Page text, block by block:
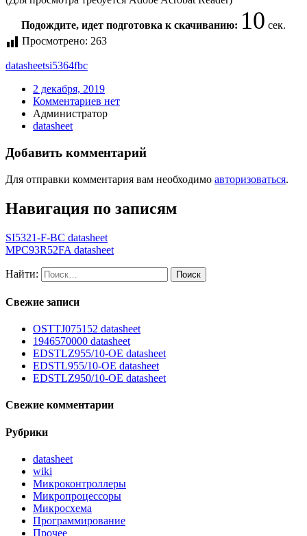
Подождите, идет подготовка к скачиванию: 10 сек.
Просмотрено: 263
datasheetsi5364fbc
2 декабря, 2019
Комментариев нет
Администратор
datasheet
Добавить комментарий
Для отправки комментария вам необходимо авторизоваться.
Навигация по записям
SI5321-F-BC datasheet
MPC93R52FA datasheet
Найти:
Свежие записи
OSTTJ075152 datasheet
1946570000 datasheet
EDSTLZ955/10-OE datasheet
EDSTL955/10-OE datasheet
EDSTLZ950/10-OE datasheet
Свежие комментарии
Рубрики
datasheet
wiki
Микроконтроллеры
Микропроцессоры
Микросхема
Программирование
Прочее